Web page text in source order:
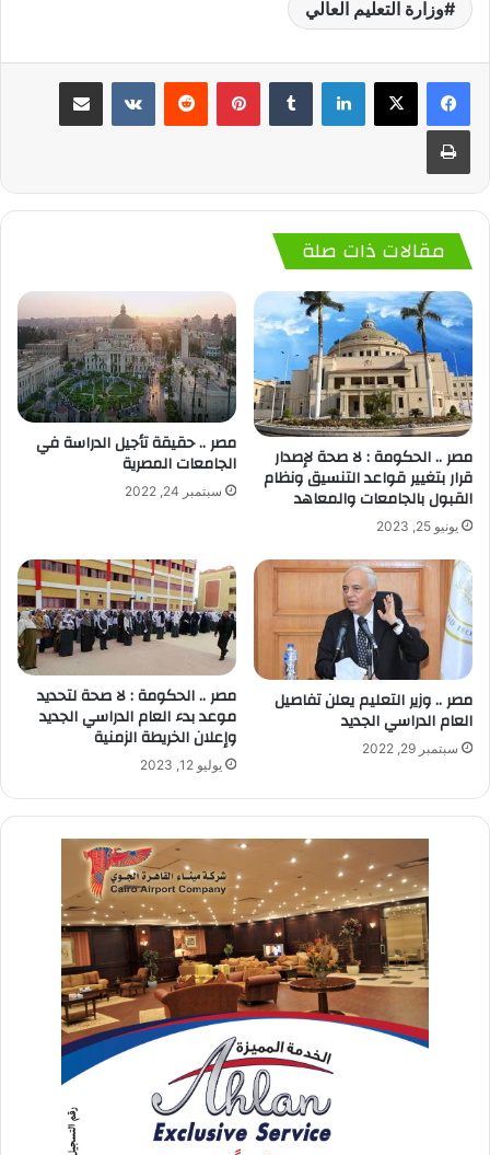
وزارة التعليم العالي
لينكدإن بينتيريست
مقالات ذات صلة
مصر .. الحكومة : لا صحة لإصدار
قرار بتغيير قواعد التنسيق ونظام
القبول بالجامعات ‏والمعاهد
يونيو 25, 2023
مصر .. حقيقة تأجيل الدراسة في
الجامعات المصرية
سبتمبر 24, 2022
مصر .. وزير التعليم يعلن تفاصيل
العام الدراسي الجديد
سبتمبر 29, 2022
مصر .. الحكومة : لا صحة لتحديد
موعد بدء العام الدراسي الجديد
وإعلان الخريطة الزمنية
يوليو 12, 2023